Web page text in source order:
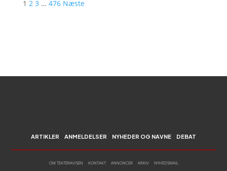
1 2 3 … 476 Næste
ARTIKLER ANMELDELSER NYHEDER OG NAVNE DEBAT
OM TEATERAVISEN KONTAKT ANNONCER ARKIV NYHEDSMAIL